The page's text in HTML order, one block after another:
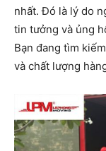
nhất. Đó là lý do
tin tưởng và ủng
Bạn đang tìm
và chất lượng